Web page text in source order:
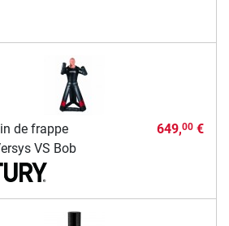
de frappe
VS Bob
649,00€